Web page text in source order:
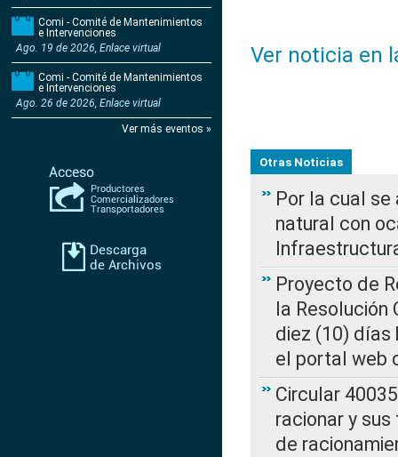
Comi - Comité de Mantenimientos
e Intervenciones
Ago. 19 de 2026, Enlace virtual
Comi - Comité de Mantenimientos
e Intervenciones
Ago. 26 de 2026, Enlace virtual
Ver más eventos »
Ver noticia en
Otras Noticias
Por la cual
natural con
Proyecto de
la Resolución
diez (10) días
el portal web
Circular
racionar y
de